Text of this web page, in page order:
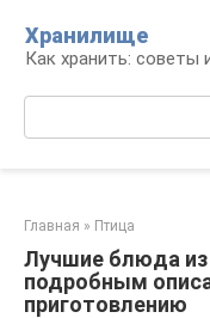
контенту
Хранилище
Как хранить: советы
Главная » Птица
Лучшие блюда
подробным
приготовлению